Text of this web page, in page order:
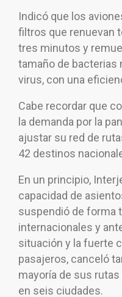
Indicó que los
filtros que renuevan
tres minutos y
tamaño de
virus, con una
Cabe recordar que
la demanda por la
ajustar su red de
42 destinos
En un principio,
capacidad de
suspendió de forma
internacionales y
situación y la fuerte
pasajeros, canceló
mayoría de sus
en seis ciudades.